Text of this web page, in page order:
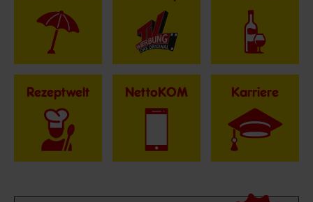
Rezeptwelt NettoKOM Karriere